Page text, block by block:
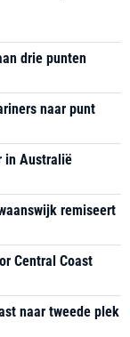
drie punten
naar punt
in Australië
remiseert
Central Coast
naar tweede plek